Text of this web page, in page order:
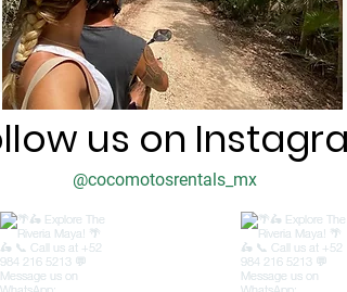
us on
@cocomotosrentals_mx